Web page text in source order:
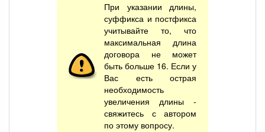
При указании длины,
суффикса и постфикса
учитывайте то, что
максимальная длина
договора не может
быть больше 16. Если у
Вас есть острая
необходимость
увеличения длины -
свяжитесь с автором
по этому вопросу.